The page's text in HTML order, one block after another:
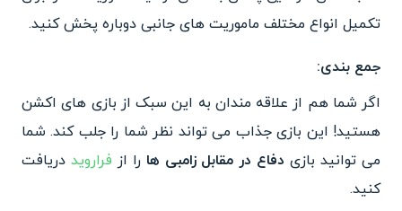
تکمیل انواع مختلف ماموریت های جانبی دوباره پخش کنید.
جمع بندی:
اگر شما هم از علاقه مندان به این سبک از بازی های اکشن
هستید! این بازی جذاب می تواند نظر شما را جلب کند. شما
می توانید بازی دفاع در مقابل زامبی ها را از فراروید دریافت
کنید.